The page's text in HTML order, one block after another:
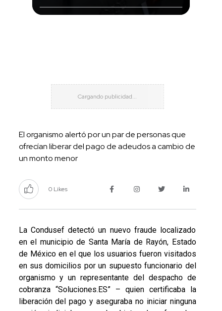
El organismo alertó por un par de personas que
ofrecían liberar del pago de adeudos a cambio de
un monto menor
0 Likes
La Condusef detectó un nuevo fraude localizado
en el municipio de Santa María de Rayón, Estado
de México en el que los usuarios fueron visitados
en sus domicilios por un supuesto funcionario del
organismo y un representante del despacho de
cobranza “Soluciones.ES” – quien certificaba la
liberación del pago y aseguraba no iniciar ninguna